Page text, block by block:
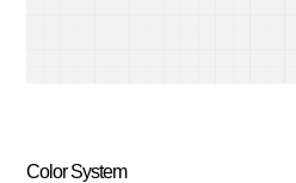
Color System